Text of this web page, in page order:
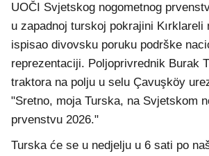
UOČI Svjetskog nogometnog
u zapadnoj turskoj pokrajini Kırklareli
ispisao divovsku poruku podrške
reprezentaciji. Poljoprivrednik Burak
traktora na polju u selu Çavuşköy
"Sretno, moja Turska, na Svjetskom
prvenstvu 2026."
Turska će se u nedjelju u 6 sati po